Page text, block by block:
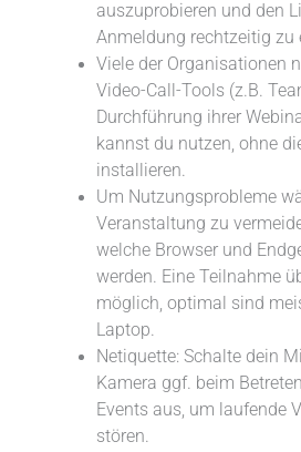
auszuprobieren und den
Anmeldung rechtzeitig zu
Viele der Organisationen
Video-Call-Tools (z.B.
Durchführung ihrer
kannst du nutzen, ohne
installieren.
Um Nutzungsprobleme
Veranstaltung zu
welche Browser und
werden. Eine Teilnahme
möglich, optimal sind
Laptop.
Netiquette: Schalte dein
Kamera ggf. beim
Events aus, um laufende
stören.